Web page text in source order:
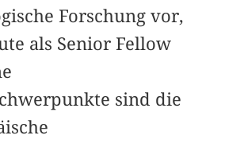
Forschung vor,
als Senior Fellow
sind die